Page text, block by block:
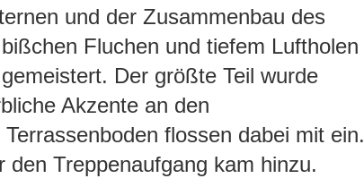
und der Zusammenbau des
Fluchen und tiefem Luftholen
Der größte Teil wurde
Akzente an den
flossen dabei mit ein.
den Treppenaufgang kam hinzu.